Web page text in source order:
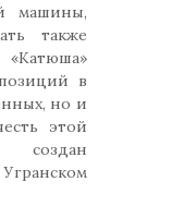
машины,
также
в
но и
этой
создан